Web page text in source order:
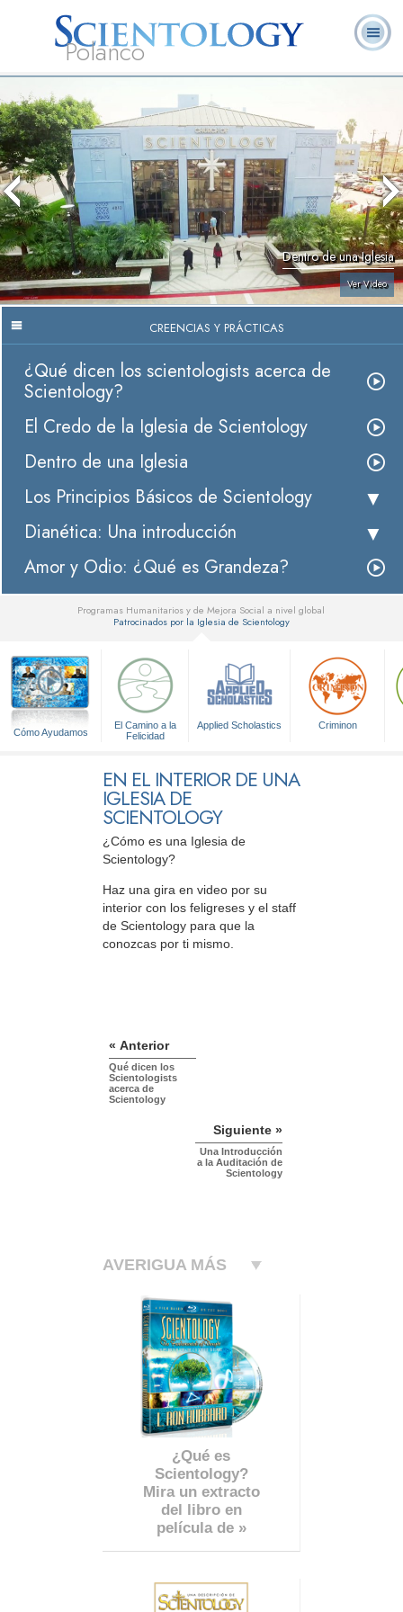
Polanco
Hubbard
Voluntarios
Dentro de una Iglesia
Ver Video
CREENCIAS Y PRÁCTICAS
¿Qué dicen los scientologists acerca de
Scientology?
El Credo de la Iglesia de Scientology
Dentro de una Iglesia
Los Principios Básicos de Scientology
Dianética: Una introducción
Amor y Odio: ¿Qué es Grandeza?
Programas Humanitarios y de Mejora Social a nivel global
Patrocinados por la Iglesia de Scientology
Cómo Ayudamos
El Camino a la
Felicidad
Applied Scholastics Criminon
EN EL INTERIOR DE UNA
IGLESIA DE
SCIENTOLOGY
¿Cómo es una Iglesia de
Scientology?
Haz una gira en video por su
interior con los feligreses y el staff
de Scientology para que la
conozcas por ti mismo.
« Anterior
Qué dicen los
Scientologists
acerca de
Scientology
Siguiente »
Una Introducción
a la Auditación de
Scientology
AVERIGUA MÁS
¿Qué es
Scientology?
Mira un extracto
del libro en
película de »